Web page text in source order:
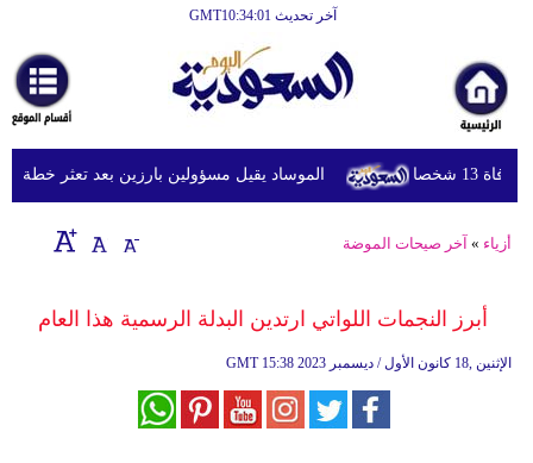
آخر تحديث GMT10:34:01
أخبارعاجلة
رياضة
ثقافة
إقتصاد
وموسيقى
الموساد يقيل مسؤولين بارزين بعد تعثر خطة
أزياء » آخر صيحات الموضة
أبرز النجمات اللواتي ارتدين البدلة الرسمية هذا العام
GMT 15:38 2023 الإثنين ,18 كانون الأول / ديسمبر